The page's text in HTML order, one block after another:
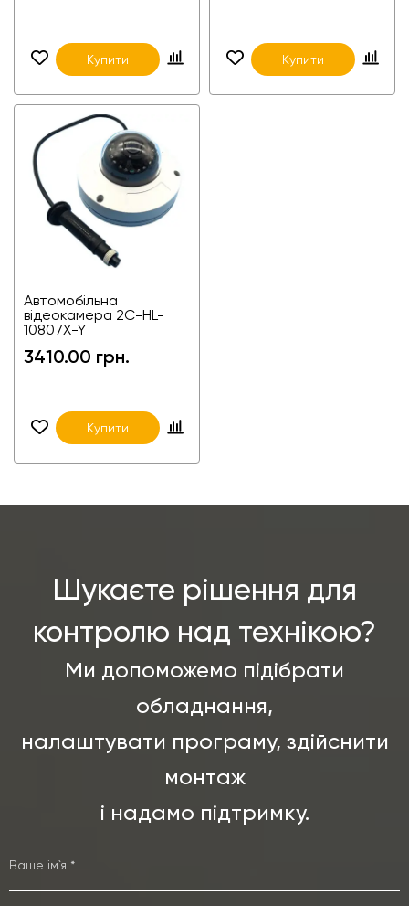
Купити Купити
Автомобільна
відеокамера 2C-HL-
10807X-Y
3410.00 грн.
Купити
Шукаєте рішення для
контролю над технікою?
Ми допоможемо підібрати
обладнання,
налаштувати програму, здійснити
монтаж
і надамо підтримку.